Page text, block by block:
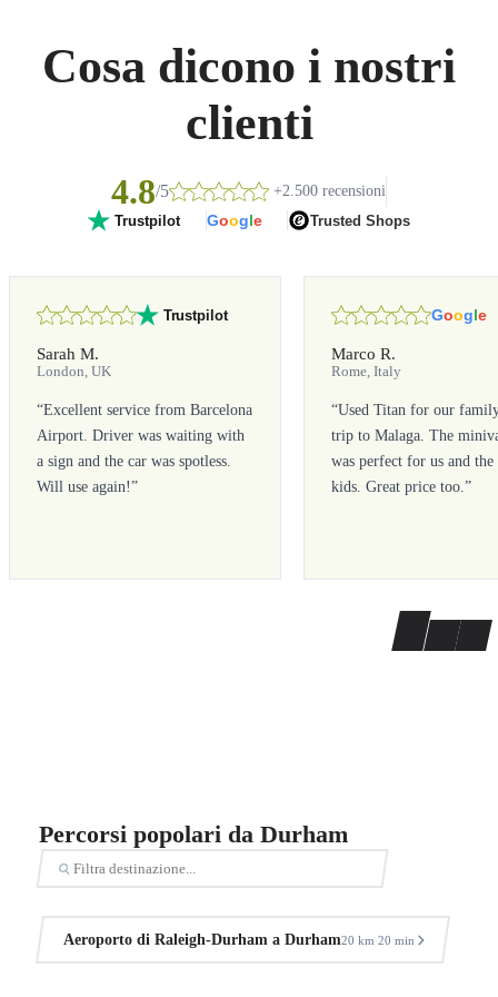
Cosa dicono i nostri
clienti
4.8/5 +2.500 recensioni
Trustpilot Google Trusted Shops
Trustpilot
Sarah M.
London, UK
“Excellent service from Barcelona
Airport. Driver was waiting with
a sign and the car was spotless.
Will use again!”
Google
Marco R.
Rome, Italy
“Used Titan for our
trip to Malaga. The
was perfect for us and the
kids. Great price too.”
Percorsi popolari da Durham
Aeroporto di Raleigh-Durham a Durham20 km·20 min